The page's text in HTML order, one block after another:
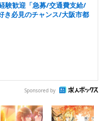
験歓迎「急募/交通費支給/
き必見のチャンス/大阪市都
Sponsored by